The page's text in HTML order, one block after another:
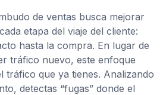
de ventas busca mejorar
etapa del viaje del cliente:
hasta la compra. En lugar de
tráfico nuevo, este enfoque
tráfico que ya tienes. Analizando
detectas “fugas” donde el